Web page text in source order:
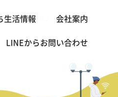
生活情報 会社案内
LINEからお問い合わせ
賃貸 TOP>1 BED L III Avenue